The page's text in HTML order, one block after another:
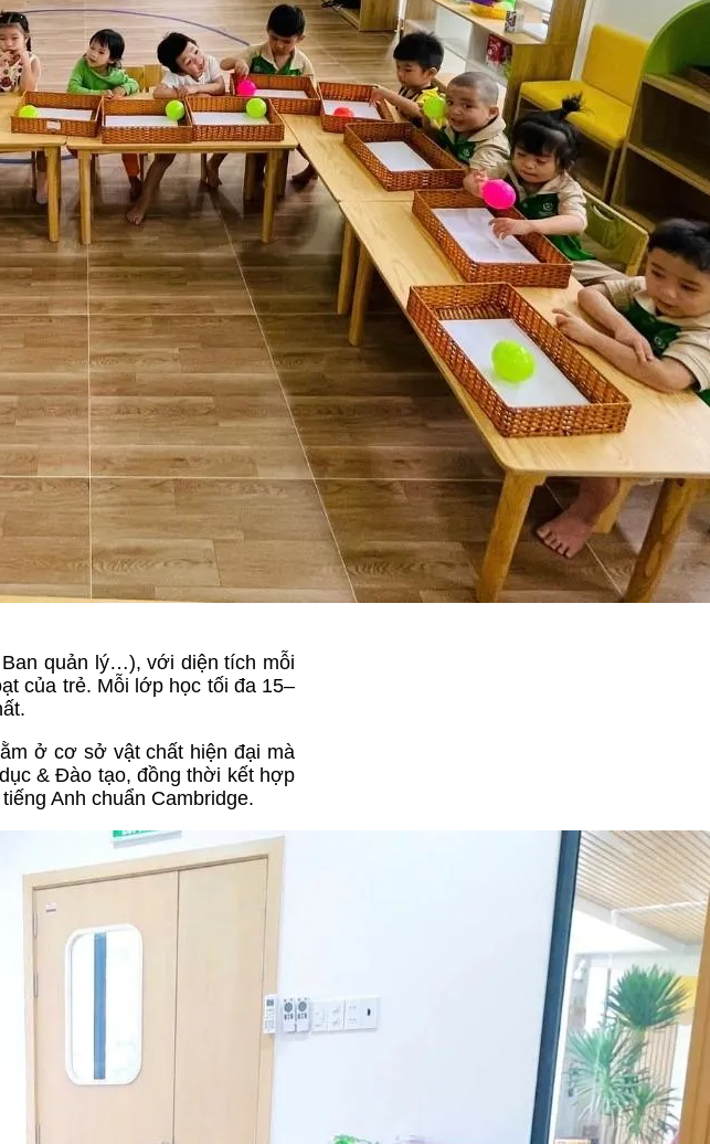
quản lý…), với diện tích mỗi
của trẻ. Mỗi lớp học tối đa 15–
ở cơ sở vật chất hiện đại mà
& Đào tạo, đồng thời kết hợp
Anh chuẩn Cambridge.